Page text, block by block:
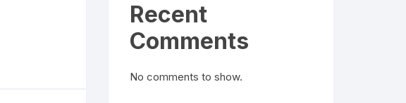
Recent
Comments
No comments to show.